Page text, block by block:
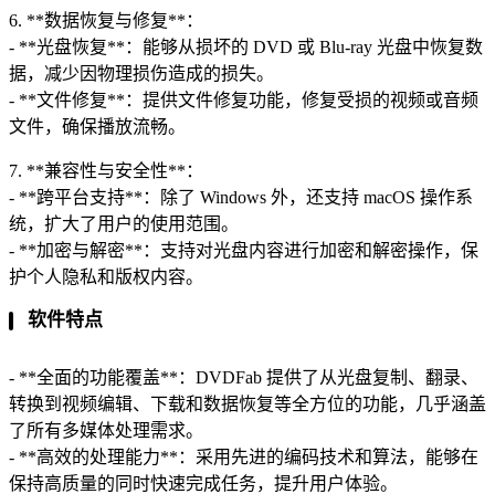
6. **数据恢复与修复**：
- **光盘恢复**：能够从损坏的 DVD 或 Blu-ray 光盘中恢复数
据，减少因物理损伤造成的损失。
- **文件修复**：提供文件修复功能，修复受损的视频或音频
文件，确保播放流畅。
7. **兼容性与安全性**：
- **跨平台支持**：除了 Windows 外，还支持 macOS 操作系
统，扩大了用户的使用范围。
- **加密与解密**：支持对光盘内容进行加密和解密操作，保
护个人隐私和版权内容。
软件特点
- **全面的功能覆盖**：DVDFab 提供了从光盘复制、翻录、
转换到视频编辑、下载和数据恢复等全方位的功能，几乎涵盖
了所有多媒体处理需求。
- **高效的处理能力**：采用先进的编码技术和算法，能够在
保持高质量的同时快速完成任务，提升用户体验。